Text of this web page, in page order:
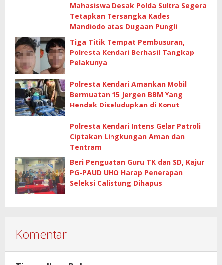
Mahasiswa Desak Polda Sultra Segera
Tetapkan Tersangka Kades
Mandiodo atas Dugaan Pungli
Tiga Titik Tempat Pembusuran,
Polresta Kendari Berhasil Tangkap
Pelakunya
Polresta Kendari Amankan Mobil
Bermuatan 15 Jergen BBM Yang
Hendak Diseludupkan di Konut
Polresta Kendari Intens Gelar Patroli
Ciptakan Lingkungan Aman dan
Tentram
Beri Penguatan Guru TK dan SD, Kajur
PG-PAUD UHO Harap Penerapan
Seleksi Calistung Dihapus
Komentar